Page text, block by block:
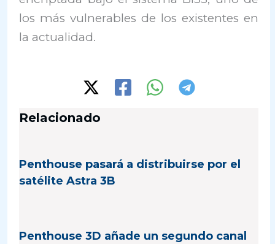
los más vulnerables de los existentes en
la actualidad.
Relacionado
Penthouse pasará a distribuirse por el
satélite Astra 3B
Penthouse 3D añade un segundo canal